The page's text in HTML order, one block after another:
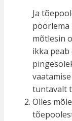
Ja
pöörlema
mõtlesin
ikka peab
tuntavalt
Olles